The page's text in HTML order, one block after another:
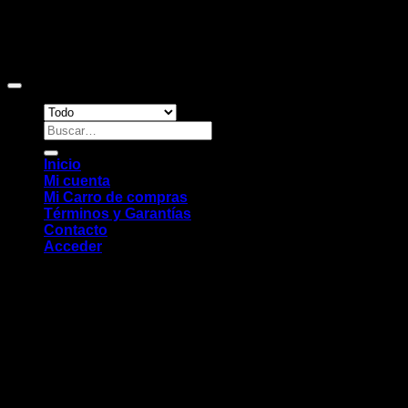
Buscar
por:
Inicio
Mi cuenta
Mi Carro de compras
Términos y Garantías
Contacto
Acceder